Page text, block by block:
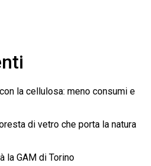
la cellulosa: meno consumi e
di vetro che porta la natura
la GAM di Torino